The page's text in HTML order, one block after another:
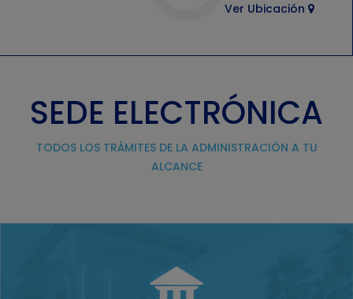
Ver Ubicación
SEDE ELECTRÓNICA
TODOS LOS TRÁMITES DE LA ADMINISTRACIÓN A TU
ALCANCE